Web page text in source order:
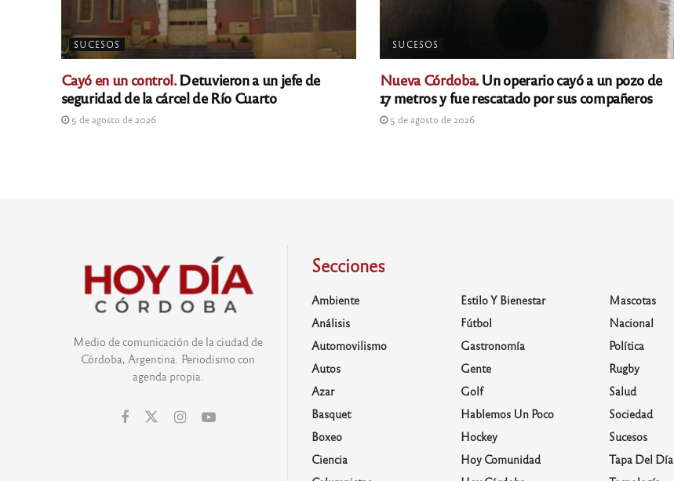
SUCESOS
Cayó en un control.Detuvieron a un jefe de
seguridad de la cárcel de Río Cuarto
5 de agosto de 2026
SUCESOS
Nueva Córdoba.Un operario cayó a un pozo de
17 metros y fue rescatado por sus compañeros
5 de agosto de 2026
Medio de comunicación de la ciudad de
Córdoba, Argentina. Periodismo con
agenda propia.
Secciones
Ambiente
Análisis
Automovilismo
Autos
Azar
Basquet
Boxeo
Ciencia
Estilo Y Bienestar
Fútbol
Gastronomía
Gente
Golf
Hablemos Un Poco
Hockey
Hoy Comunidad
Mascotas
Nacional
Política
Rugby
Salud
Sociedad
Sucesos
Tapa Del Día